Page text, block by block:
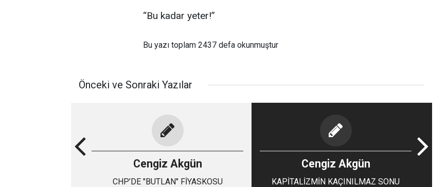
“Bu kadar yeter!”
Bu yazı toplam 2437 defa okunmuştur
Önceki ve Sonraki Yazılar
Cengiz Akgün
CHP’DE "BUTLAN" FİYASKOSU
Cengiz Akgün
KAPİTALİZMİN KAÇINILMAZ SONU